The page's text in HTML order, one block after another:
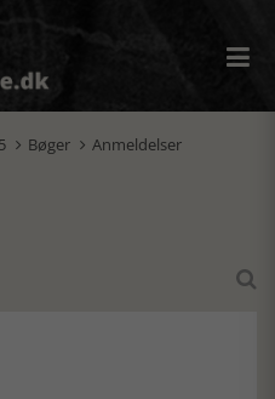
 Bøger  Anmeldelser
